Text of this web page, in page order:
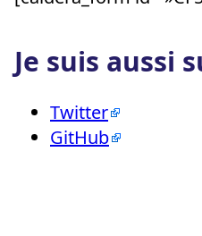
Je suis aussi
Twitter
GitHub